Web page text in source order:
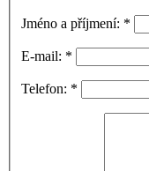
Jméno a příjmení: *
E-mail: *
Telefon: *